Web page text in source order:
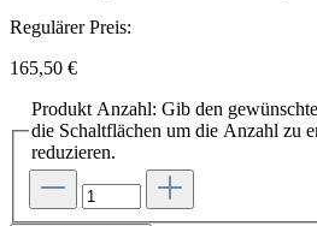
Regulärer Preis:
165,50 €
Produkt Anzahl: Gib den
die Schaltflächen um die Anzahl zu
reduzieren.